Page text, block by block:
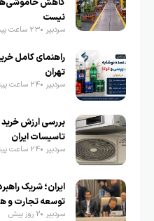
نیست
سردبیر 23 ساعت پیش
راهنمای کامل
تهران
سردبیر 24 ساعت پیش
بررسی ارزش خرید
تاسیسات ایران
سردبیر 24 ساعت پیش
ایران؛ شریک
توسعه تجارت و
سردبیر 2 روز پیش